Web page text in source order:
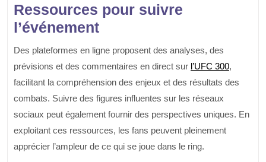
Ressources pour suivre
l’événement
Des plateformes en ligne proposent des analyses, des
prévisions et des commentaires en direct sur l’UFC 300,
facilitant la compréhension des enjeux et des résultats des
combats. Suivre des figures influentes sur les réseaux
sociaux peut également fournir des perspectives uniques. En
exploitant ces ressources, les fans peuvent pleinement
apprécier l’ampleur de ce qui se joue dans le ring.